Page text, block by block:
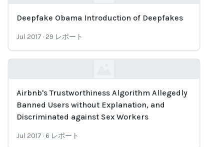
Loading...
Deepfake Obama Introduction of Deepfakes
Jul 2017 · 29 レポート
Loading...
Airbnb's Trustworthiness Algorithm Allegedly
Banned Users without Explanation, and
Discriminated against Sex Workers
Jul 2017 · 6 レポート